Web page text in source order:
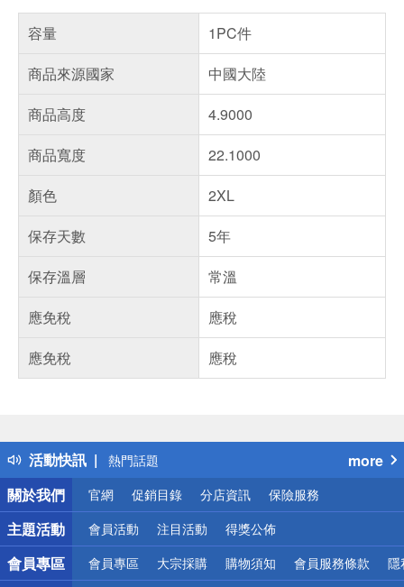
容量
1PC件
商品來源國家
中國大陸
商品高度
4.9000
商品寬度
22.1000
顏色
2XL
保存天數
5年
保存溫層
常溫
應免稅
應稅
應免稅
應稅
活動快訊
得獎公告
熱門話題
銀行優惠
偏遠地區配送
詐騙網頁！請小心！
more
關於我們
官網 促銷目錄 分店資訊 保險服務
主題活動 會員活動 注目活動 得獎公佈
會員專區 會員專區 大宗採購 購物須知 會員服務條款 隱